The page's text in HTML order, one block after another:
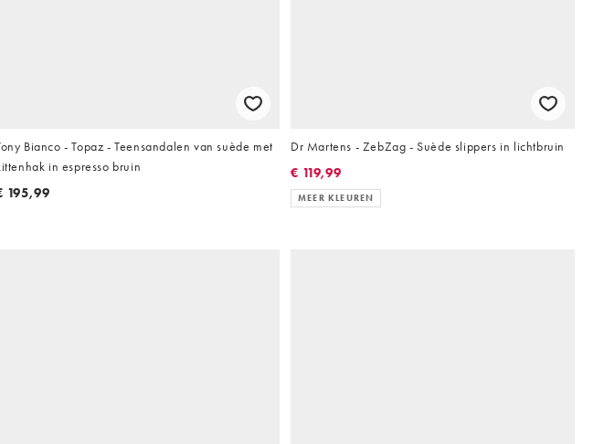
Bianco - Topaz - Teensandalen van suède met
in espresso bruin
195,99
Dr Martens - ZebZag - Suède slippers in lichtbruin
€ 119,99
MEER KLEUREN